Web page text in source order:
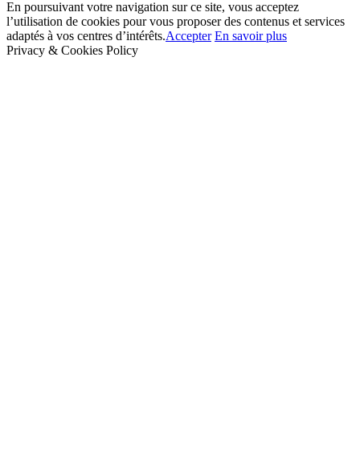
En poursuivant votre navigation sur ce site, vous acceptez
l’utilisation de cookies pour vous proposer des contenus et services
adaptés à vos centres d’intérêts.Accepter En savoir plus
Privacy & Cookies Policy